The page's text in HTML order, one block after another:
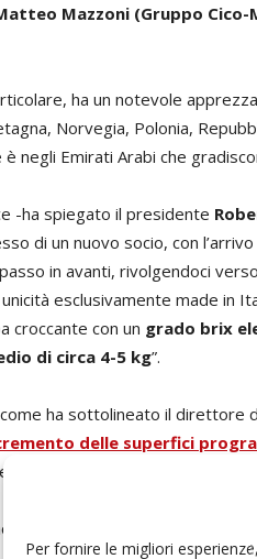
Per fornire le migliori
Mazzoni (Gruppo
ha un notevole
Norvegia, Polonia,
negli Emirati Arabi che
-ha spiegato il presidente
di un nuovo socio, con
in avanti, rivolgendoci
esclusivamente made in
croccante con un grado brix
di circa 4-5 kg”.
ha sottolineato il direttore
delle superfici
una produzione
tra le
Questo consentirà
assorbito poco meno della